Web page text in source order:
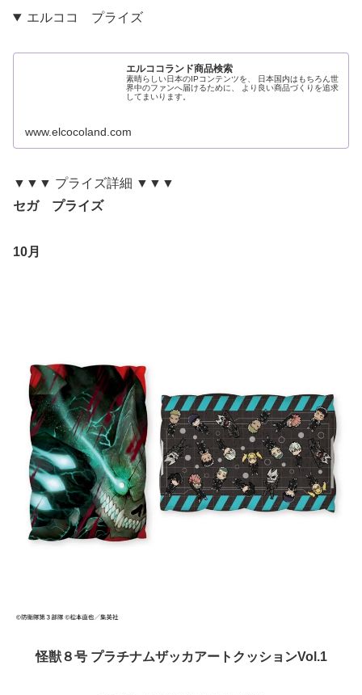
エルココ プライズ
エルココランド商品検索
素晴らしい日本のIPコンテンツを、 日本国内はもちろん世
界中のファンへ届けるために、 より良い商品づくりを追求
してまいります。
www.elcocoland.com
▼▼▼ プライズ詳細 ▼▼▼
セガ プライズ
10月
怪獣８号 プラチナムザッカアートクッションVol.1